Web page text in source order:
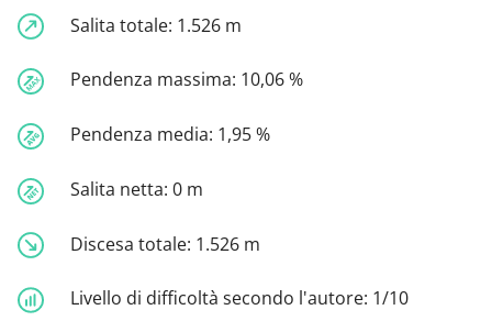
Salita totale: 1.526 m
Pendenza massima: 10,06 %
Pendenza media: 1,95 %
Salita netta: 0 m
Discesa totale: 1.526 m
Livello di difficoltà secondo l'autore: 1/10